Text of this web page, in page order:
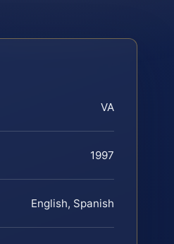
VA
1997
English, Spanish